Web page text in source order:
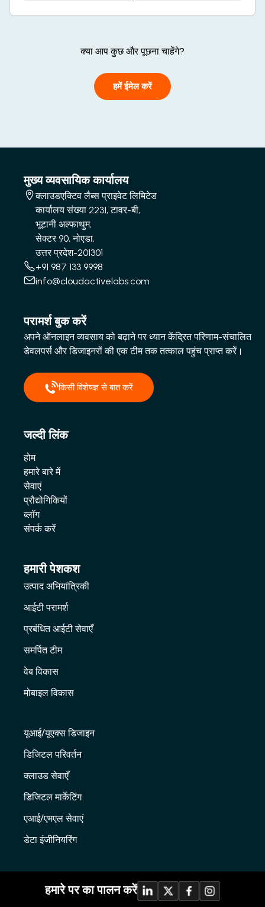
क्या आप कुछ और पूछना चाहेंगे?
हमें ईमेल करें
मुख्य व्यवसायिक कार्यालय
क्लाउडएक्टिव लैब्स प्राइवेट लिमिटेड
कार्यालय संख्या 2231, टावर-बी,
भूटानी अल्फाथुम,
सेक्टर 90, नोएडा,
उत्तर प्रदेश-201301
+91 987 133 9998
info@cloudactivelabs.com
परामर्श बुक करें
अपने ऑनलाइन व्यवसाय को बढ़ाने पर ध्यान केंद्रित परिणाम-संचालित
डेवलपर्स और डिजाइनरों की एक टीम तक तत्काल पहुंच प्राप्त करें।
किसी विशेषज्ञ से बात करें
जल्दी लिंक
होम
हमारे बारे में
सेवाएं
प्रौद्योगिकियों
ब्लॉग
संपर्क करें
हमारी पेशकश
उत्पाद अभियांत्रिकी
आईटी परामर्श
प्रबंधित आईटी सेवाएँ
समर्पित टीम
वेब विकास
मोबाइल विकास
यूआई/यूएक्स डिजाइन
डिजिटल परिवर्तन
क्लाउड सेवाएँ
डिजिटल मार्केटिंग
एआई/एमएल सेवाएं
डेटा इंजीनियरिंग
हमारे पर का पालन करें